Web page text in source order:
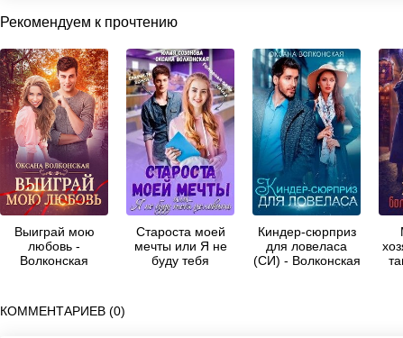
Рекомендуем к прочтению
Выиграй мою
любовь -
Волконская
Староста моей
мечты или Я не
буду тебя
Киндер-сюрприз
для ловеласа
(СИ) - Волконская
КОММЕНТАРИЕВ (0)